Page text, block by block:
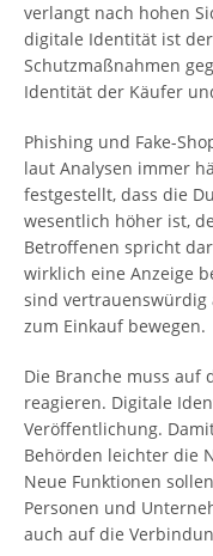
verlangt nach hohen
digitale Identität ist
Schutzmaßnahmen
Identität der Käufer
Phishing und Fake-
laut Analysen immer
festgestellt, dass die
wesentlich höher ist,
Betroffenen spricht
wirklich eine Anzeige
sind vertrauenswürdig
zum Einkauf bewegen.
Die Branche muss auf
reagieren. Digitale
Veröffentlichung.
Behörden leichter die
Neue Funktionen
Personen und
auch auf die